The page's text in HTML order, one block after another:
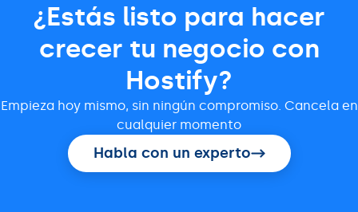
¿Estás listo para hacer
crecer tu negocio con
Hostify?
Empieza hoy mismo, sin ningún compromiso. Cancela en
cualquier momento
Habla con un experto